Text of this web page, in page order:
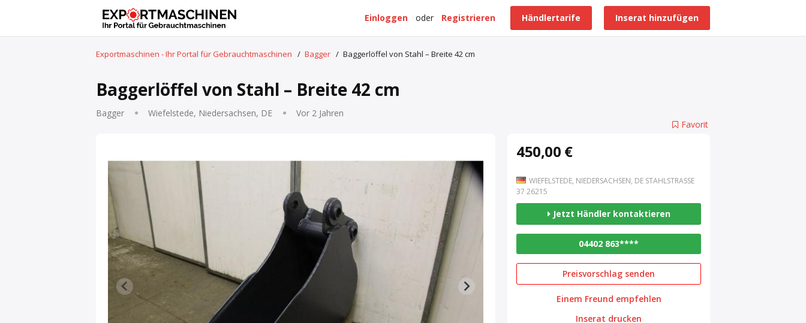
Inserat hinzufügen
Händlertarife
Registrieren
oder
Einloggen
Exportmaschinen - Ihr Portal für Gebrauchtmaschinen / Bagger / Baggerlöffel von Stahl – Breite 42 cm
Baggerlöffel von Stahl – Breite 42 cm
Bagger Wiefelstede, Niedersachsen, DE Vor 2 Jahren
Favorit
450,00 €
WIEFELSTEDE, NIEDERSACHSEN, DE STAHLSTRASSE 3
7 26215
Jetzt Händler kontaktieren
04402 863****
Preisvorschlag senden
Einem Freund empfehlen
Inserat drucken